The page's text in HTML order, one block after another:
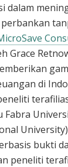
dalam
Grace
di
Fabra
bukti
peneliti